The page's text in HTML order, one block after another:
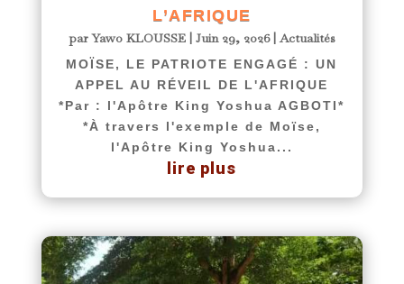
L’AFRIQUE
parYawo KLOUSSE| Juin 29, 2026|Actualités
MOÏSE, LE PATRIOTE ENGAGÉ : UN
APPEL AU RÉVEIL DE L'AFRIQUE
*Par : l'Apôtre King Yoshua AGBOTI*
*À travers l'exemple de Moïse,
l'Apôtre King Yoshua...
lire plus